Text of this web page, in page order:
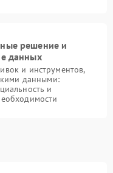
решение и
данных
и инструментов,
данными:
и